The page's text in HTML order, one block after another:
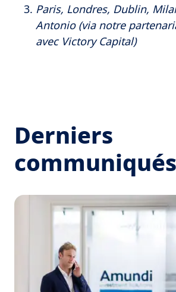
Paris, Londres, Dublin,
Antonio (via notre
avec Victory Capital)
Derniers
communiqués